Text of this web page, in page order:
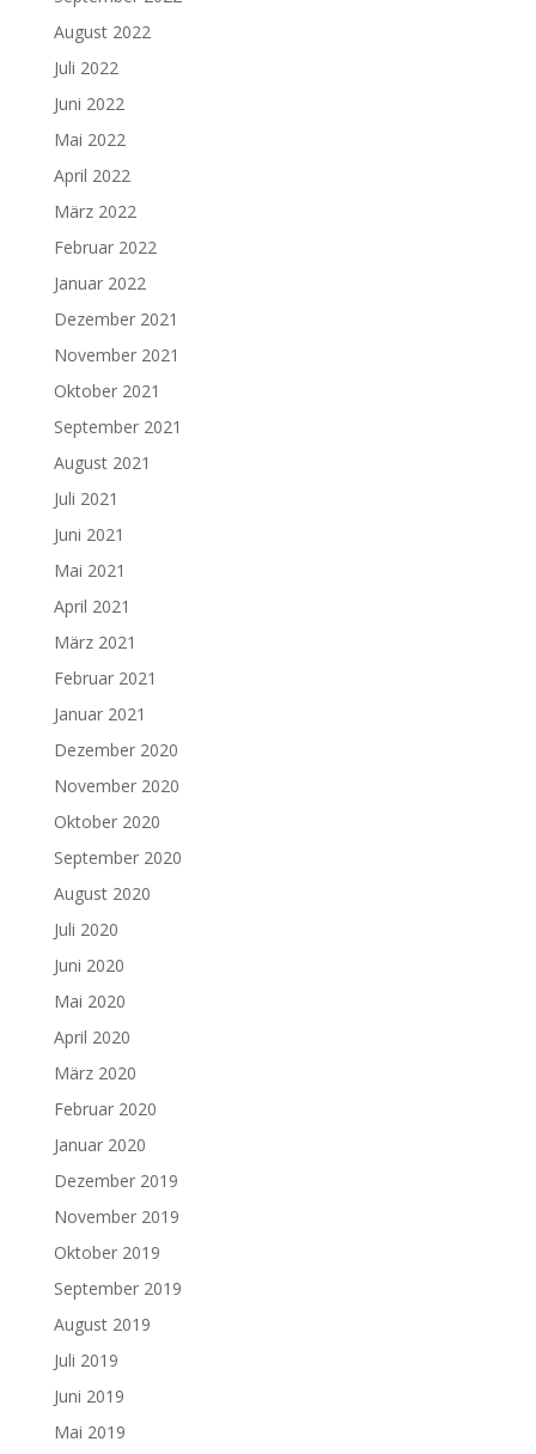
August 2022
Juli 2022
Juni 2022
Mai 2022
April 2022
März 2022
Februar 2022
Januar 2022
Dezember 2021
November 2021
Oktober 2021
September 2021
August 2021
Juli 2021
Juni 2021
Mai 2021
April 2021
März 2021
Februar 2021
Januar 2021
Dezember 2020
November 2020
Oktober 2020
September 2020
August 2020
Juli 2020
Juni 2020
Mai 2020
April 2020
März 2020
Februar 2020
Januar 2020
Dezember 2019
November 2019
Oktober 2019
September 2019
August 2019
Juli 2019
Juni 2019
Mai 2019